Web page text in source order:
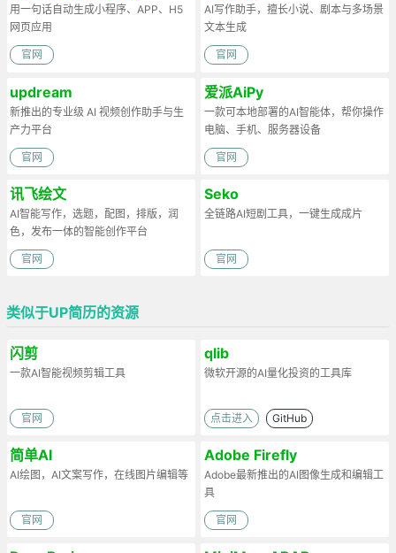
用一句话自动生成小程序、APP、H5
网页应用
官网
AI写作助手，擅长小说、剧本与多场景
文本生成
官网
updream
新推出的专业级 AI 视频创作助手与生
产力平台
官网
爱派AiPy
一款可本地部署的AI智能体，帮你操作
电脑、手机、服务器设备
官网
讯飞绘文
AI智能写作，选题，配图，排版，润
色，发布一体的智能创作平台
官网
Seko
全链路AI短剧工具，一键生成成片
官网
类似于UP简历的资源
闪剪
一款AI智能视频剪辑工具
官网
qlib
微软开源的AI量化投资的工具库
点击进入 GitHub
简单AI
AI绘图，AI文案写作，在线图片编辑等
官网
Adobe Firefly
Adobe最新推出的AI图像生成和编辑工
具
官网